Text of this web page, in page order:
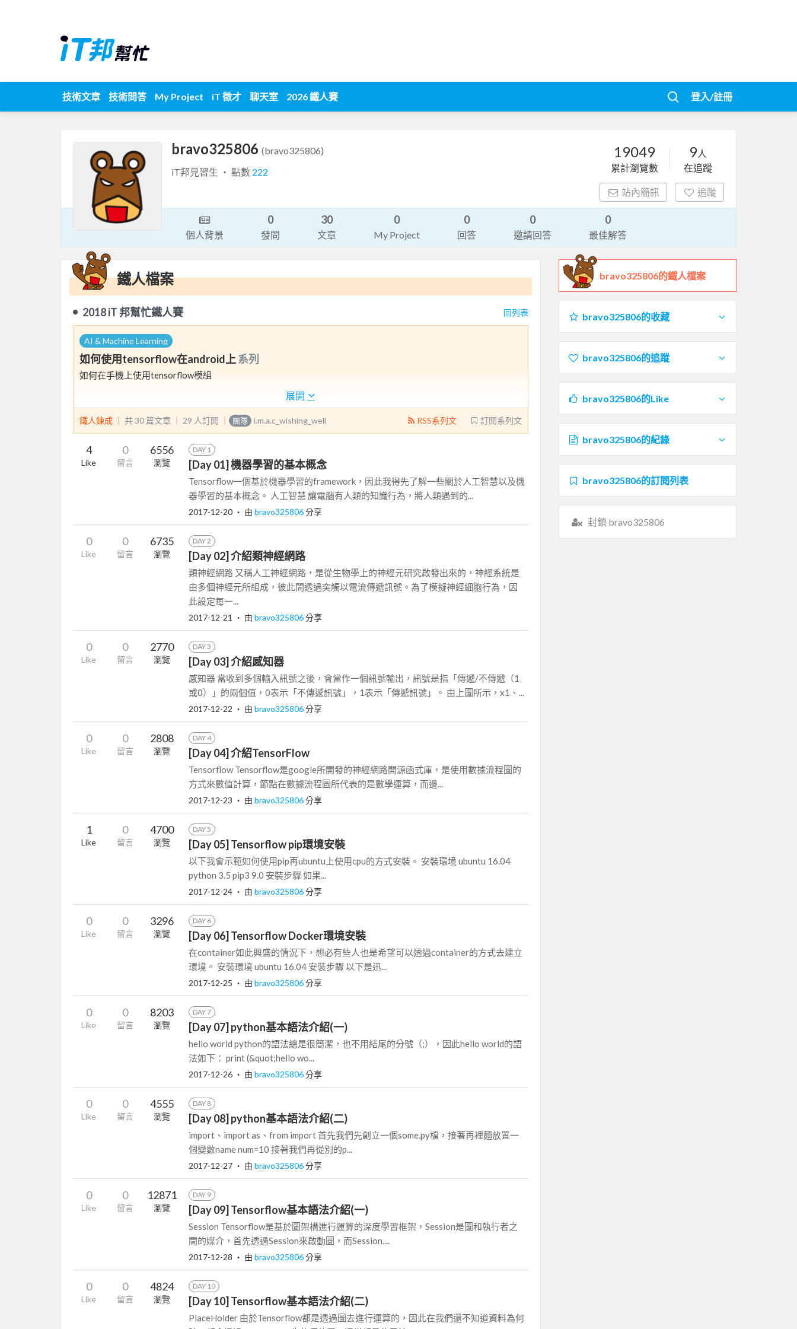
技術文章 技術問答 My Project iT 徵才 聊天室 2026 鐵人賽 登入/註冊
bravo325806 (bravo325806)
iT邦見習生 ‧ 點數 222
19049
累計瀏覽數
9人
在追蹤
站內簡訊 追蹤
個人背景
0
發問
30
文章
0
My Project
0
回答
0
邀請回答
0
最佳解答
鐵人檔案
2018 iT 邦幫忙鐵人賽 回列表
AI & Machine Learning
如何使用tensorflow在android上 系列
如何在手機上使用tensorflow模組
展開
鐵人鍊成 ｜ 共 30 篇文章 ｜ 29 人訂閱 訂閱系列文
RSS系列文
團隊 i.m.a.c_wishing_well
4
Like
0
留言
6556
瀏覽
DAY 1
[Day 01] 機器學習的基本概念
Tensorflow一個基於機器學習的framework，因此我得先了解一些關於人工智慧以及機
器學習的基本概念。 人工智慧 讓電腦有人類的知識行為，將人類遇到的...
2017-12-20 ‧ 由 bravo325806分享
0
Like
0
留言
6735
瀏覽
DAY 2
[Day 02] 介紹類神經網路
類神經網路 又稱人工神經網路，是從生物學上的神經元研究啟發出來的，神經系統是
由多個神經元所組成，彼此間透過突觸以電流傳遞訊號。為了模擬神經細胞行為，因
此設定每一...
2017-12-21 ‧ 由 bravo325806分享
0
Like
0
留言
2770
瀏覽
DAY 3
[Day 03] 介紹感知器
感知器 當收到多個輸入訊號之後，會當作一個訊號輸出，訊號是指「傳遞/不傳遞（1
或0）」的兩個值，0表示「不傳遞訊號」，1表示「傳遞訊號」。 由上圖所示，x1、...
2017-12-22 ‧ 由 bravo325806分享
0
Like
0
留言
2808
瀏覽
DAY 4
[Day 04] 介紹TensorFlow
Tensorflow Tensorflow是google所開發的神經網路開源函式庫，是使用數據流程圖的
方式來數值計算，節點在數據流程圖所代表的是數學運算，而邊...
2017-12-23 ‧ 由 bravo325806分享
1
Like
0
留言
4700
瀏覽
DAY 5
[Day 05] Tensorflow pip環境安裝
以下我會示範如何使用pip再ubuntu上使用cpu的方式安裝。 安裝環境 ubuntu 16.04
python 3.5 pip3 9.0 安裝步驟 如果...
2017-12-24 ‧ 由 bravo325806分享
0
Like
0
留言
3296
瀏覽
DAY 6
[Day 06] Tensorflow Docker環境安裝
在container如此興盛的情況下，想必有些人也是希望可以透過container的方式去建立
環境。 安裝環境 ubuntu 16.04 安裝步驟 以下是迅...
2017-12-25 ‧ 由 bravo325806分享
0
Like
0
留言
8203
瀏覽
DAY 7
[Day 07] python基本語法介紹(一)
hello world python的語法總是很簡潔，也不用結尾的分號（;），因此hello world的語
法如下： print (&quot;hello wo...
2017-12-26 ‧ 由 bravo325806分享
0
Like
0
留言
4555
瀏覽
DAY 8
[Day 08] python基本語法介紹(二)
import、import as、from import 首先我們先創立一個some.py檔，接著再裡麵放置一
個變數name num=10 接著我們再從別的p...
2017-12-27 ‧ 由 bravo325806分享
0
Like
0
留言
12871
瀏覽
DAY 9
[Day 09] Tensorflow基本語法介紹(一)
Session Tensorflow是基於圖架構進行運算的深度學習框架，Session是圖和執行者之
間的媒介，首先透過Session來啟動圖，而Session....
2017-12-28 ‧ 由 bravo325806分享
0
Like
0
留言
4824
瀏覽
DAY 10
[Day 10] Tensorflow基本語法介紹(二)
PlaceHolder 由於Tensorflow都是透過圖去進行運算的，因此在我們還不知道資料為何
bravo325806的鐵人檔案
bravo325806的收藏
bravo325806的追蹤
bravo325806的Like
bravo325806的紀錄
bravo325806的訂閱列表
封鎖 bravo325806